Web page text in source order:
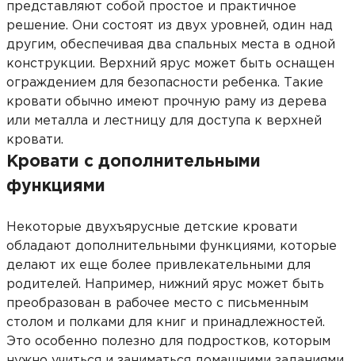
представляют собой простое и практичное
решение. Они состоят из двух уровней, один над
другим, обеспечивая два спальных места в одной
конструкции. Верхний ярус может быть оснащен
ограждением для безопасности ребенка. Такие
кровати обычно имеют прочную раму из дерева
или металла и лестницу для доступа к верхней
кровати.
Кровати с дополнительными
функциями
Некоторые двухъярусные детские кровати
обладают дополнительными функциями, которые
делают их еще более привлекательными для
родителей. Например, нижний ярус может быть
преобразован в рабочее место с письменным
столом и полками для книг и принадлежностей.
Это особенно полезно для подростков, которым